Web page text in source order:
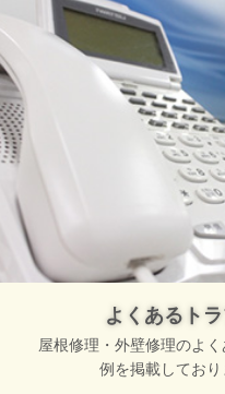
よくあるト
屋根修理・外壁修理のよ
例を掲載しており